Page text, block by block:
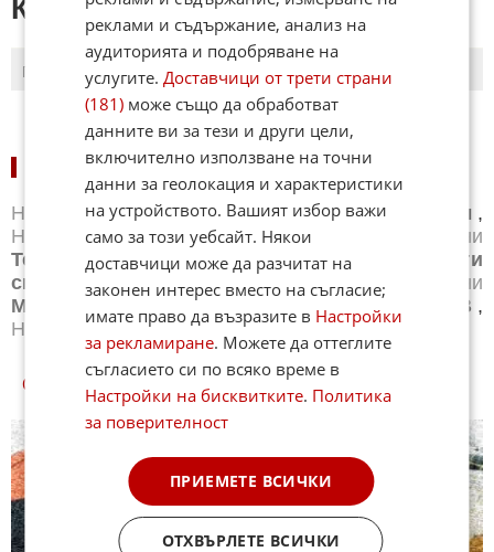
КОМЕНТАРИ КЪМ СТАТИЯТА
ПОСЛЕДНИ ПЪРВИ
НОВИНИ ПО СПОРТОВЕ:
Новини Бг футбол ,Новини Световен футбол ,
Новини
Баскетбол ,Новини Волейбол
Новини
Тенис
,Новини Бойни спортове ,Новини
Други
спортове ,Новини Лека атлетика
Новини
Моторни спортове
Спортът по ТВ ,
Новини
Зимни спортове
СПОРТ КУИЗОВЕ
реклами и съдържание, анализ на
аудиторията и подобряване на
услугите.Доставчици от трети страни
(181) може също да обработват
данните ви за тези и други цели,
включително използване на точни
данни за геолокация и характеристики
на устройството. Вашият избор важи
само за този уебсайт. Някои
доставчици може да разчитат на
законен интерес вместо на съгласие;
имате право да възразите в Настройки
за рекламиране. Можете да оттеглите
съгласието си по всяко време в
Настройки на бисквитките. Политика
за поверителност
ПРИЕМЕТЕ ВСИЧКИ
ОТХВЪРЛЕТЕ ВСИЧКИ